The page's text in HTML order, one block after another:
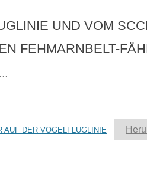
UND VOM
FEHMARNBELT-
…
DER VOGELFLUGLINIE